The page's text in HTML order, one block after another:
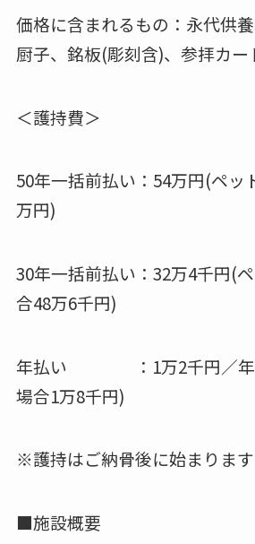
価格に含まれるもの：永代供
厨子、銘板(彫刻含)、参拝カー
＜護持費＞
50年一括前払い：54万円(ペッ
万円)
30年一括前払い：32万4千円(
合48万6千円)
年払い ：1万2千円／年(
場合1万8千円)
※護持はご納骨後に始まります
■施設概要